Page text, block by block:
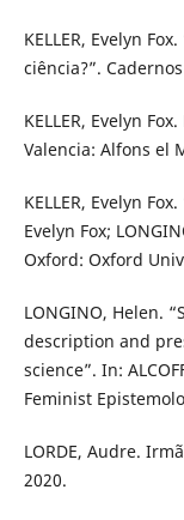
KELLER, Evelyn
ciência?”.
KELLER, Evelyn
Valencia: Alfons el
KELLER, Evelyn
Evelyn Fox;
Oxford: Oxford
LONGINO, Helen.
description and
science”. In:
Feminist
LORDE, Audre.
2020.